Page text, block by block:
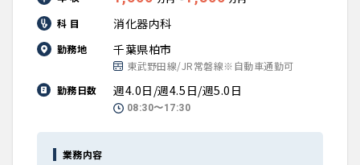
科 目 消化器内科
勤務地 千葉県柏市
東武野田線/JR常磐線※自動車通勤可
勤務日数
週4.0日/週4.5日/週5.0日
08:30〜17:30
業務内容